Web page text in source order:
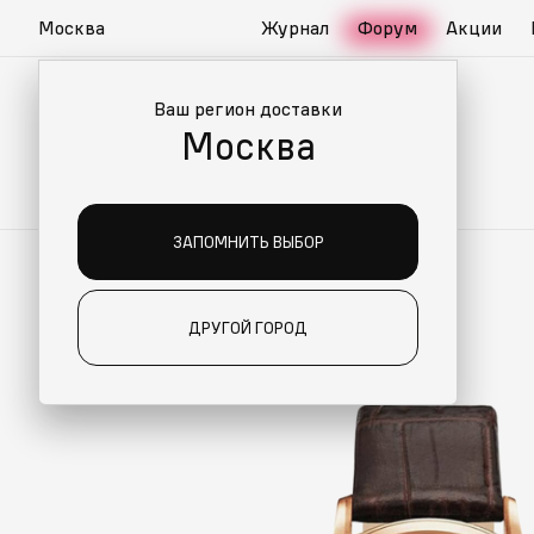
Москва
Ваш регион доставки
Москва
ЗАПОМНИТЬ ВЫБОР
ДРУГОЙ ГОРОД
Журнал Форум Акции
ДЛЯ ВАС